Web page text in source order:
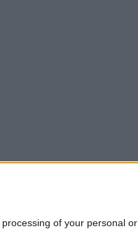
of your personal or